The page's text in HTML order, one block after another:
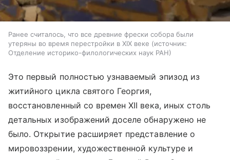
Ранее считалось, что все древние фрески собора были
утеряны во время перестройки в XIX веке
источник:
Отделение историко-филологических наук РАН
Это первый полностью узнаваемый эпизод из
житийного цикла святого Георгия,
восстановленный со времен XII века, иных столь
детальных изображений доселе обнаружено не
было. Открытие расширяет представление о
мировоззрении, художественной культуре и